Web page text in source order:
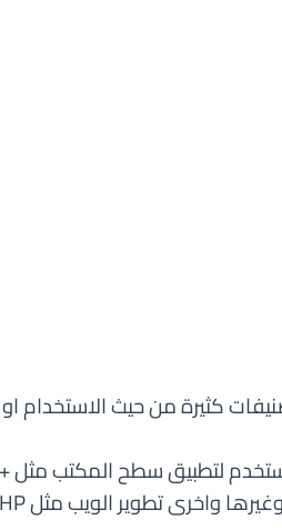
كثيرة من حيث الاستخدام